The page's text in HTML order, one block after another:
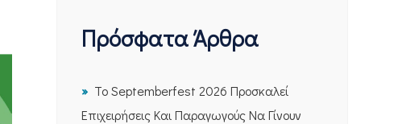
Πρόσφατα Άρθρα
Το Septemberfest 2026 Προσκαλεί
Επιχειρήσεις Και Παραγωγούς Να Γίνουν